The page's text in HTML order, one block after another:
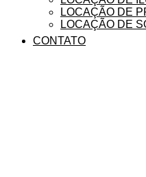
LOCAÇÃO DE
LOCAÇÃO DE
CONTATO